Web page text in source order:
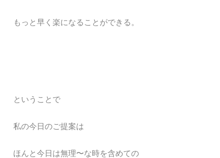
もっと早く楽になることができる。
ということで
私の今日のご提案は
ほんと今日は無理〜な時を含めての